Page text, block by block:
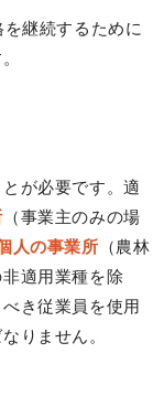
継続するために
が必要です。適
（事業主のみの場
人の事業所 （農林
適用業種を除
き従業員を使用
りません。